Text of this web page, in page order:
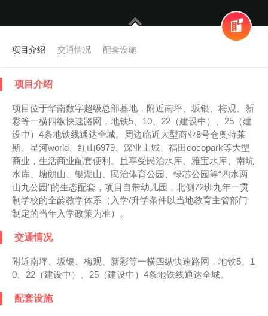
项目介绍 交通情况 配套设施
项目介绍
项目位于华南数字超级总部基地，附近南坪、坂银、梅观、新
彩等一横四纵快速路网，地铁5、10、22（建设中）、25（建
设中）4条地铁线通达全城。周边临近大型商业8号仓奥特莱
斯、星河world、红山6979、深业上城、福田cocopark等大型
商业，生活商业配套便利。且享受民治水库、雅宝水库、南坑
水库、塘朗山、银湖山、民治体育公园、绿芯公园等“四水两
山九公园”的生态配套，项目自带幼儿园，北侧72班九年一贯
制学校的全龄教学体系（入学/升学条件以当地教育主管部门
制定的当年入学政策为准）。
交通情况
附近南坪、坂银、梅观、新彩等一横四纵快速路网，地铁5、1
0、22（建设中）、25（建设中）4条地铁线通达全城。
配套设施